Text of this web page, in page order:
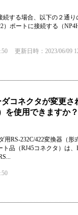
続する場合、以下の２
ポートに接続する（
更新日時：2023/06/09
コネクタが変更
を使用できますか？
用RS-232C/422変換器（
品（RJ45コネクタ）は